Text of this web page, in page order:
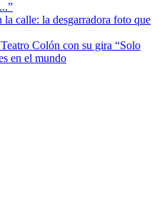
calle: la desgarradora foto que
Colón con su gira “Solo
en el mundo